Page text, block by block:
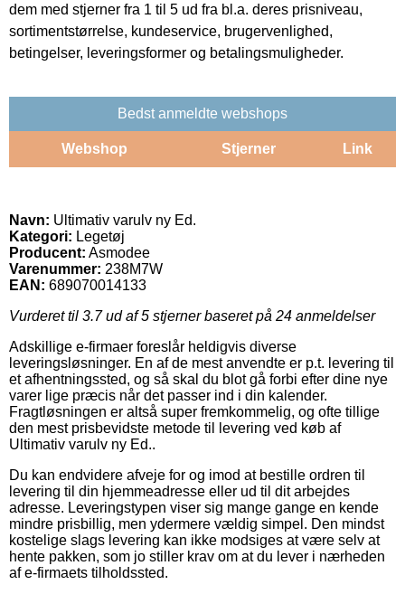
dem med stjerner fra 1 til 5 ud fra bl.a. deres prisniveau,
sortimentstørrelse, kundeservice, brugervenlighed,
betingelser, leveringsformer og betalingsmuligheder.
Bedst anmeldte webshops
Webshop Stjerner Link
Navn: Ultimativ varulv ny Ed.
Kategori: Legetøj
Producent: Asmodee
Varenummer: 238M7W
EAN: 689070014133
Vurderet til 3.7ud af 5 stjerner baseret på 24 anmeldelser
Adskillige e-firmaer foreslår heldigvis diverse
leveringsløsninger. En af de mest anvendte er p.t. levering til
et afhentningssted, og så skal du blot gå forbi efter dine nye
varer lige præcis når det passer ind i din kalender.
Fragtløsningen er altså super fremkommelig, og ofte tillige
den mest prisbevidste metode til levering ved køb af
Ultimativ varulv ny Ed..
Du kan endvidere afveje for og imod at bestille ordren til
levering til din hjemmeadresse eller ud til dit arbejdes
adresse. Leveringstypen viser sig mange gange en kende
mindre prisbillig, men ydermere vældig simpel. Den mindst
kostelige slags levering kan ikke modsiges at være selv at
hente pakken, som jo stiller krav om at du lever i nærheden
af e-firmaets tilholdssted.